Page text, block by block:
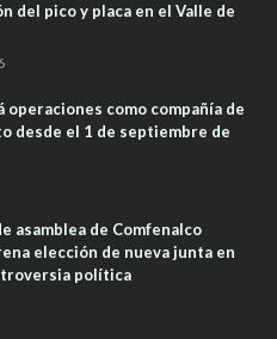
del pico y placa en el Valle de
operaciones como compañía de
desde el 1 de septiembre de
asamblea de Comfenalco
elección de nueva junta en
política